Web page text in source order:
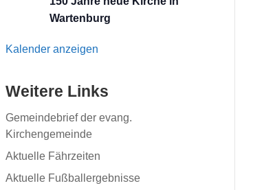
Wartenburg
Kalender anzeigen
Weitere Links
Gemeindebrief der evang.
Kirchengemeinde
Aktuelle Fährzeiten
Aktuelle Fußballergebnisse